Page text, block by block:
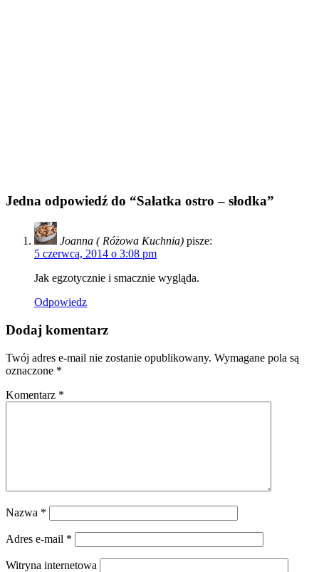
Jedna odpowiedź do “Sałatka ostro – słodka”
Joanna ( Różowa Kuchnia) pisze:
5 czerwca, 2014 o 3:08 pm
Jak egzotycznie i smacznie wygląda.
Odpowiedz
Dodaj komentarz
Twój adres e-mail nie zostanie opublikowany. Wymagane pola są
oznaczone *
Komentarz *
Nazwa *
Adres e-mail *
Witryna internetowa